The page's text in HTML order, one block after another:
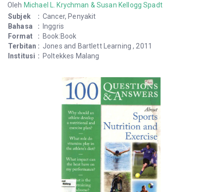
Oleh Michael L. Krychman & Susan Kellogg Spadt
Subjek
: Cancer, Penyakit
Bahasa
:
Inggris
Format
: Book:Book
Terbitan : Jones and Bartlett Learning , 2011
Institusi : Poltekkes Malang